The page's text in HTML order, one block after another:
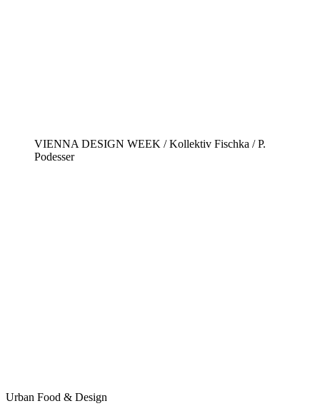
VIENNA DESIGN WEEK / Kollektiv Fischka / P.
Podesser
Urban Food & Design